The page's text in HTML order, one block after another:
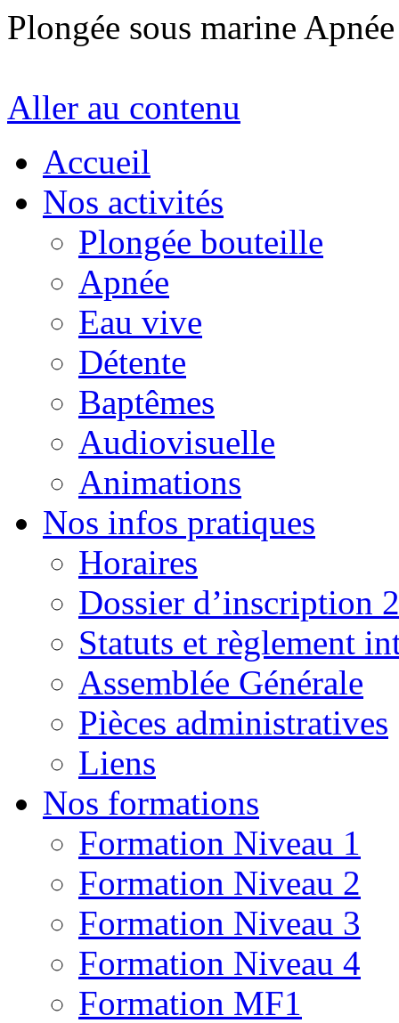
Plongée sous marine
Aller au contenu
Accueil
Nos activités
Plongée bouteille
Apnée
Eau vive
Détente
Baptêmes
Audiovisuelle
Animations
Nos infos pratiques
Horaires
Dossier d’inscription
Statuts et règlement
Assemblée Générale
Pièces administratives
Liens
Nos formations
Formation Niveau 1
Formation Niveau 2
Formation Niveau 3
Formation Niveau 4
Formation MF1